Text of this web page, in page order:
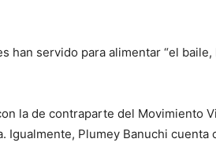
servido para alimentar “el
la de contraparte del Movimiento
Plumey Banuchi